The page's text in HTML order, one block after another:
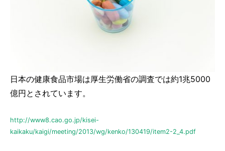
日本の健康食品市場は厚生労働省の調査では約1兆5000
億円とされています。
http://www8.cao.go.jp/kisei-
kaikaku/kaigi/meeting/2013/wg/kenko/130419/item2-2_4.pdf